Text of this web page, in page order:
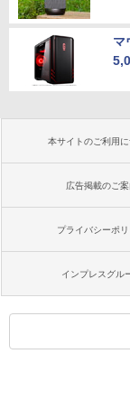
マ
本サイトのご利用
広告掲載のご案
プライバシーポ
インプレスグル